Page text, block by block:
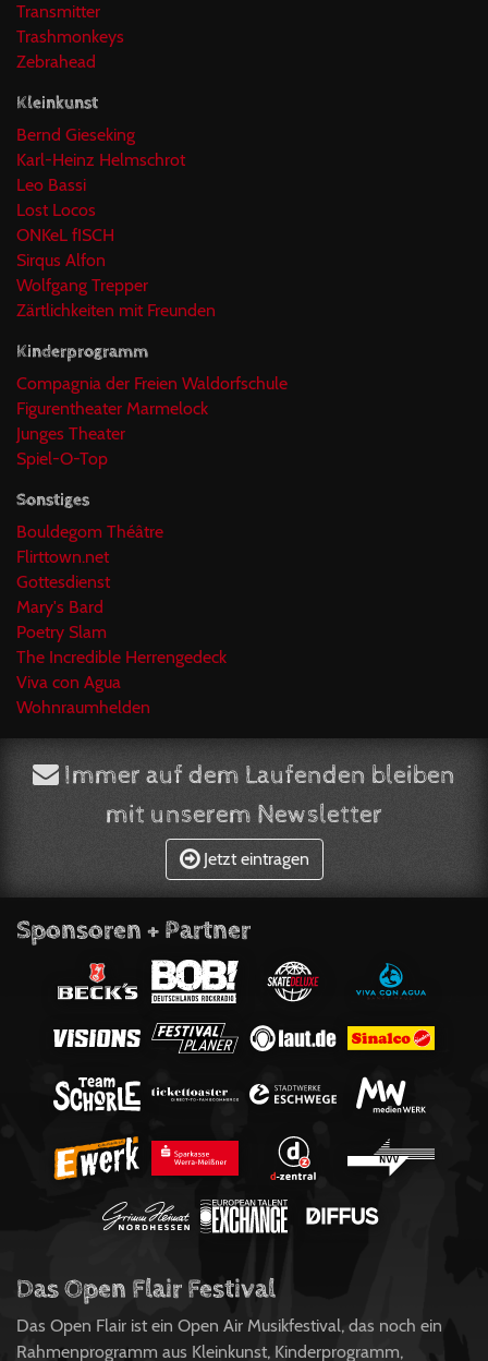
Transmitter
Trashmonkeys
Zebrahead
Kleinkunst
Bernd Gieseking
Karl-Heinz Helmschrot
Leo Bassi
Lost Locos
ONKeL fISCH
Sirqus Alfon
Wolfgang Trepper
Zärtlichkeiten mit Freunden
Kinderprogramm
Compagnia der Freien Waldorfschule
Figurentheater Marmelock
Junges Theater
Spiel-O-Top
Sonstiges
Bouldegom Théâtre
Flirttown.net
Gottesdienst
Mary's Bard
Poetry Slam
The Incredible Herrengedeck
Viva con Agua
Wohnraumhelden
Immer auf dem Laufenden bleiben
mit unserem Newsletter
Jetzt eintragen
Sponsoren + Partner
Das Open Flair Festival
Das Open Flair ist ein Open Air Musikfestival, das noch ein
Rahmenprogramm aus Kleinkunst, Kinderprogramm,